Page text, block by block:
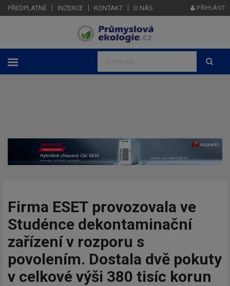
PŘEDPLATNÉ INZERCE KONTAKT O NÁS PŘIHLÁSIT
Firma ESET provozovala ve
Studénce dekontaminační
zařízení v rozporu s
povolením. Dostala dvě pokuty
v celkové výši 380 tisíc korun